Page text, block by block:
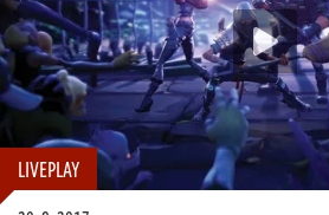
LIVEPLAY